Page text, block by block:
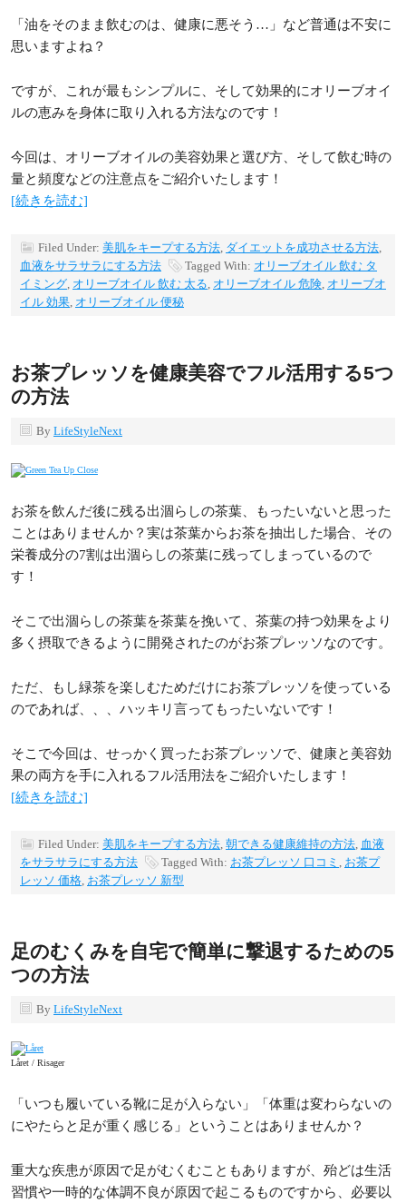
「油をそのまま飲むのは、健康に悪そう…」など普通は不安に
思いますよね？
ですが、これが最もシンプルに、そして効果的にオリーブオイ
ルの恵みを身体に取り入れる方法なのです！
今回は、オリーブオイルの美容効果と選び方、そして飲む時の
量と頻度などの注意点をご紹介いたします！
[続きを読む]
Filed Under: 美肌をキープする方法, ダイエットを成功させる方法,
血液をサラサラにする方法
Tagged With: オリーブオイル 飲む タ
イミング, オリーブオイル 飲む 太る, オリーブオイル 危険, オリーブオ
イル 効果, オリーブオイル 便秘
お茶プレッソを健康美容でフル活用する5つ
の方法
By LifeStyleNext
お茶を飲んだ後に残る出涸らしの茶葉、もったいないと思った
ことはありませんか？実は茶葉からお茶を抽出した場合、その
栄養成分の7割は出涸らしの茶葉に残ってしまっているので
す！
そこで出涸らしの茶葉を茶葉を挽いて、茶葉の持つ効果をより
多く摂取できるように開発されたのがお茶プレッソなのです。
ただ、もし緑茶を楽しむためだけにお茶プレッソを使っている
のであれば、、、ハッキリ言ってもったいないです！
そこで今回は、せっかく買ったお茶プレッソで、健康と美容効
果の両方を手に入れるフル活用法をご紹介いたします！
[続きを読む]
Filed Under: 美肌をキープする方法, 朝できる健康維持の方法, 血液
をサラサラにする方法
Tagged With: お茶プレッソ 口コミ , お茶プ
レッソ 価格, お茶プレッソ 新型
足のむくみを自宅で簡単に撃退するための5
つの方法
By LifeStyleNext
Låret / Risager
「いつも履いている靴に足が入らない」「体重は変わらないの
にやたらと足が重く感じる」ということはありませんか？
重大な疾患が原因で足がむくむこともありますが、殆どは生活
習慣や一時的な体調不良が原因で起こるものですから、必要以